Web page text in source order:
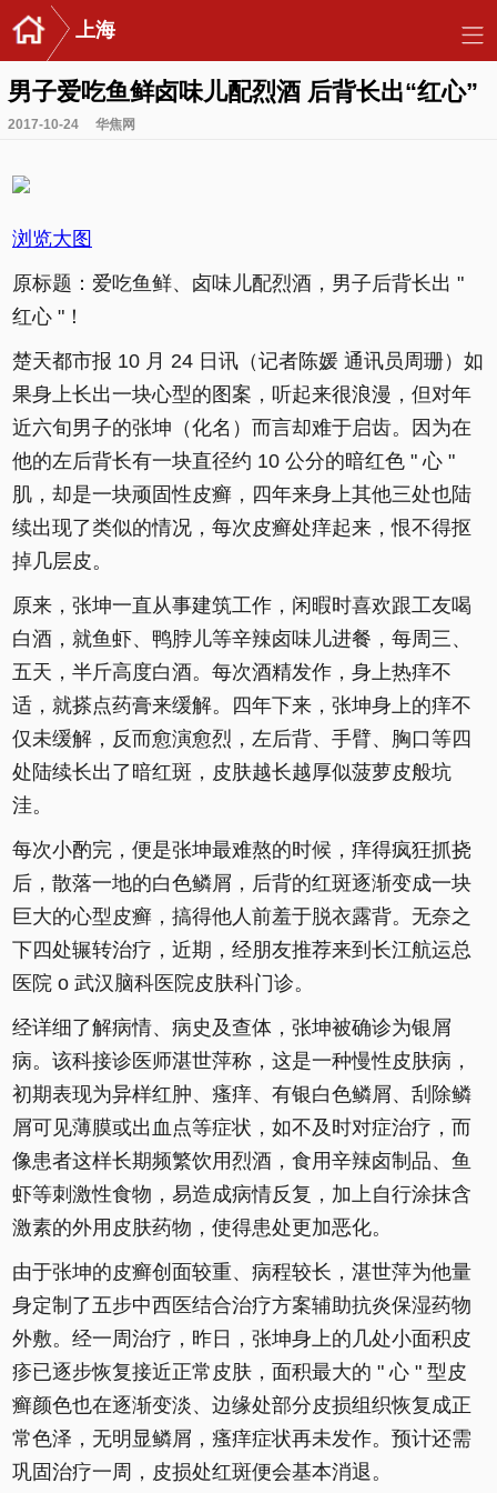
上海
男子爱吃鱼鲜卤味儿配烈酒 后背长出“红心”
2017-10-24 华焦网
浏览大图
原标题：爱吃鱼鲜、卤味儿配烈酒，男子后背长出 "
红心 "！
楚天都市报 10 月 24 日讯（记者陈媛 通讯员周珊）如
果身上长出一块心型的图案，听起来很浪漫，但对年
近六旬男子的张坤（化名）而言却难于启齿。因为在
他的左后背长有一块直径约 10 公分的暗红色 " 心 "
肌，却是一块顽固性皮癣，四年来身上其他三处也陆
续出现了类似的情况，每次皮癣处痒起来，恨不得抠
掉几层皮。
原来，张坤一直从事建筑工作，闲暇时喜欢跟工友喝
白酒，就鱼虾、鸭脖儿等辛辣卤味儿进餐，每周三、
五天，半斤高度白酒。每次酒精发作，身上热痒不
适，就搽点药膏来缓解。四年下来，张坤身上的痒不
仅未缓解，反而愈演愈烈，左后背、手臂、胸口等四
处陆续长出了暗红斑，皮肤越长越厚似菠萝皮般坑
洼。
每次小酌完，便是张坤最难熬的时候，痒得疯狂抓挠
后，散落一地的白色鳞屑，后背的红斑逐渐变成一块
巨大的心型皮癣，搞得他人前羞于脱衣露背。无奈之
下四处辗转治疗，近期，经朋友推荐来到长江航运总
医院 o 武汉脑科医院皮肤科门诊。
经详细了解病情、病史及查体，张坤被确诊为银屑
病。该科接诊医师湛世萍称，这是一种慢性皮肤病，
初期表现为异样红肿、瘙痒、有银白色鳞屑、刮除鳞
屑可见薄膜或出血点等症状，如不及时对症治疗，而
像患者这样长期频繁饮用烈酒，食用辛辣卤制品、鱼
虾等刺激性食物，易造成病情反复，加上自行涂抹含
激素的外用皮肤药物，使得患处更加恶化。
由于张坤的皮癣创面较重、病程较长，湛世萍为他量
身定制了五步中西医结合治疗方案辅助抗炎保湿药物
外敷。经一周治疗，昨日，张坤身上的几处小面积皮
疹已逐步恢复接近正常皮肤，面积最大的 " 心 " 型皮
癣颜色也在逐渐变淡、边缘处部分皮损组织恢复成正
常色泽，无明显鳞屑，瘙痒症状再未发作。预计还需
巩固治疗一周，皮损处红斑便会基本消退。